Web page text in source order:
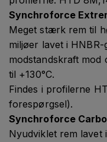
Synchroforce
Meget stærk rem til
miljøer lavet i
modstandskraft mod
til +130°C.
Findes i profilerne
forespørgsel).
Synchroforce
Nyudviklet rem lavet